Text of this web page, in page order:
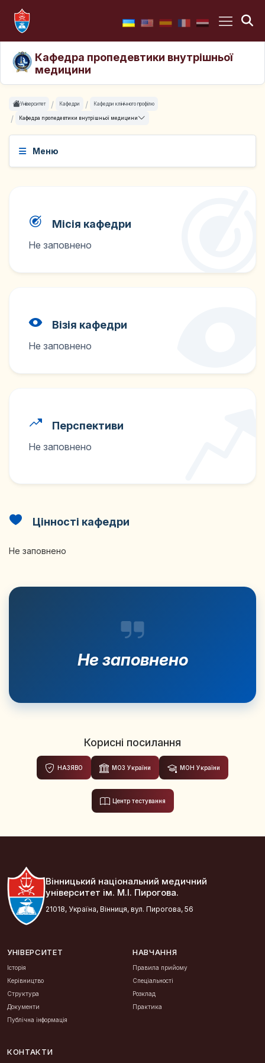
Кафедра пропедевтики внутрішньої
медицини
Університет Кафедри Кафедри клінічного профілю
Кафедра пропедевтики внутрішньої медицини
Меню
Місія кафедри
Не заповнено
Візія кафедри
Не заповнено
Перспективи
Не заповнено
Цінності кафедри
Не заповнено
Не заповнено
Корисні посилання
НАЗЯВО МОЗ України МОН України
Центр тестування
Вінницький національний медичний
університет ім. М.І. Пирогова.
21018, Україна, Вінниця, вул. Пирогова, 56
УНІВЕРСИТЕТ
Історія
Керівництво
Структура
Документи
Публічна інформація
НАВЧАННЯ
Правила прийому
Спеціальності
Розклад
Практика
КОНТАКТИ